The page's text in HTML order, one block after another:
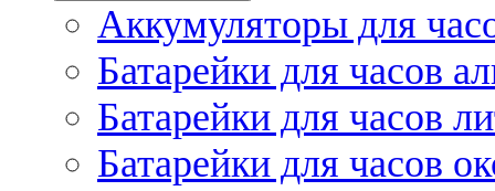
Аккумуляторы для
Батарейки для часов
Батарейки для часов
Батарейки для часов